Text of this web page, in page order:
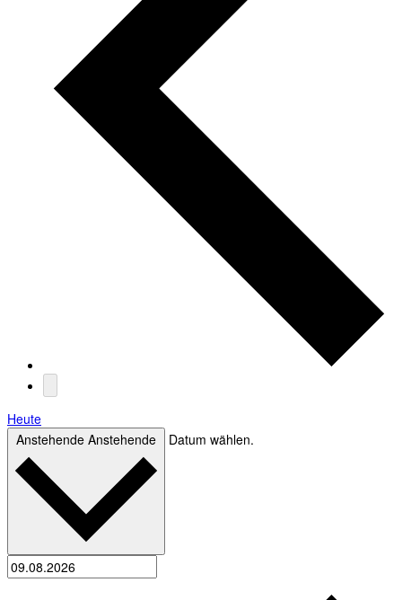
Heute
Anstehende Anstehende Datum wählen.